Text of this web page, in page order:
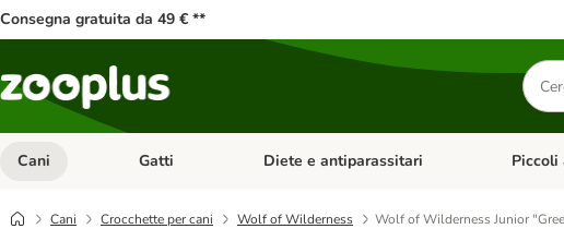
Consegna gratuita da 49 € **
Cerca
Cani Apri Menu Categoria: Cani
Gatti Apri Menu Categoria: Gatti
Diete e antiparassitari Apri
Piccoli
Cani Crocchette per cani Wolf of Wilderness Wolf of Wilderness Junior